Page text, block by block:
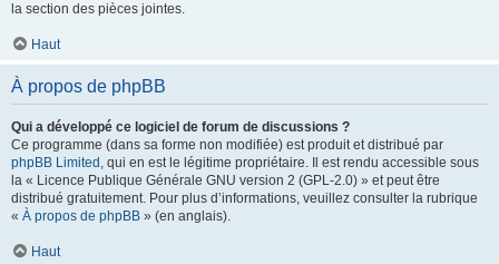
la section des pièces jointes.
Haut
À propos de phpBB
Qui a développé ce logiciel de forum de discussions ?
Ce programme (dans sa forme non modifiée) est produit et distribué par
phpBB Limited , qui en est le légitime propriétaire. Il est rendu accessible sous
la « Licence Publique Générale GNU version 2 (GPL-2.0) » et peut être
distribué gratuitement. Pour plus d’informations, veuillez consulter la rubrique
« À propos de phpBB » (en anglais).
Haut